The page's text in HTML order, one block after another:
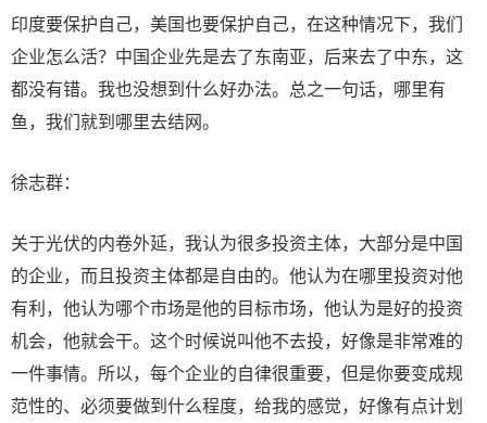
印度要保护自己，美国也要保护自己，在这种情况下，我们
企业怎么活？中国企业先是去了东南亚，后来去了中东，这
都没有错。我也没想到什么好办法。总之一句话，哪里有
鱼，我们就到哪里去结网。
徐志群：
关于光伏的内卷外延，我认为很多投资主体，大部分是中国
的企业，而且投资主体都是自由的。他认为在哪里投资对他
有利，他认为哪个市场是他的目标市场，他认为是好的投资
机会，他就会干。这个时候说叫他不去投，好像是非常难的
一件事情。所以，每个企业的自律很重要，但是你要变成规
范性的、必须要做到什么程度，给我的感觉，好像有点计划